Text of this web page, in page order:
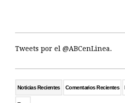
Tweets por el @ABCenLinea.
Noticias Recientes Comentarios Recientes